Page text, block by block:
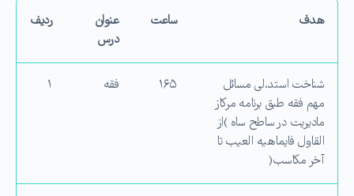
هدف ساعت
عنوان
درس
ردیف
شناخت استد،لی مسائل
مهم فقه طبق برنامه مركاز
مادیریت در ساطح ساه )از
القاول فایماهیه العیب تا
آخر مكاسب(
فقه ۱